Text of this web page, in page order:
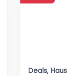
Deals,